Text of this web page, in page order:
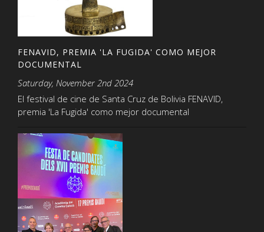
FENAVID, PREMIA 'LA FUGIDA' COMO MEJOR
DOCUMENTAL
Saturday, November 2nd 2024
El festival de cine de Santa Cruz de Bolivia FENAVID,
premia 'La Fugida' como mejor documental